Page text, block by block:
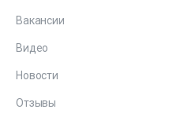
Вакансии
Видео
Новости
Отзывы